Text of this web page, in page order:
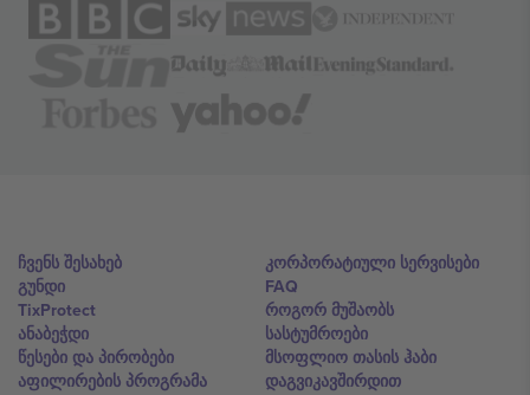
ჩვენს შესახებ
გუნდი
TixProtect
ანაბეჭდი
წესები და პირობები
აფილირების პროგრამა
კორპორატიული სერვისები
FAQ
როგორ მუშაობს
სასტუმროები
მსოფლიო თასის ჰაბი
დაგვიკავშირდით